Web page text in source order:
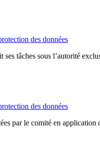
des données
tâches sous l’autorité
des données
par le comité en